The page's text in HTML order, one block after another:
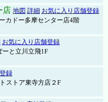
店 地図 詳細 お気に入り店舗登録
カドー多摩センター店4階
お気に入り店舗登録
と立川立飛1F
録
ストア東寺方店２F